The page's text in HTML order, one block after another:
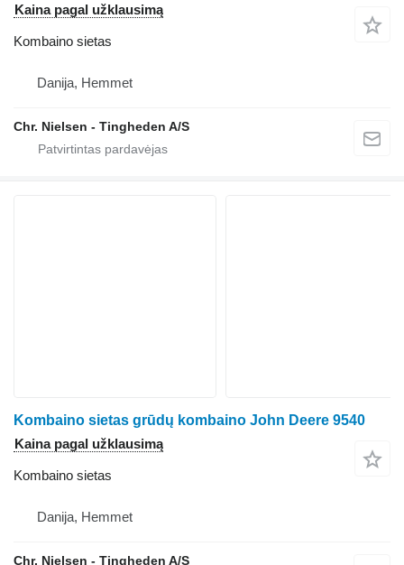
Kaina pagal užklausimą
Kombaino sietas
Danija, Hemmet
Chr. Nielsen - Tingheden A/S
Kombaino sietas grūdų kombaino John Deere 9540
Kaina pagal užklausimą
Kombaino sietas
Danija, Hemmet
Chr. Nielsen - Tingheden A/S